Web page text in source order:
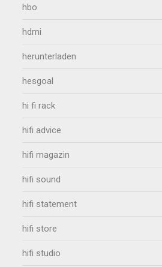
hbo
hdmi
herunterladen
hesgoal
hi fi rack
hifi advice
hifi magazin
hifi sound
hifi statement
hifi store
hifi studio